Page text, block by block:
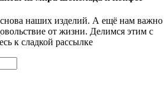
наших изделий. А ещё нам важно
от жизни. Делимся этим с
к сладкой рассылке